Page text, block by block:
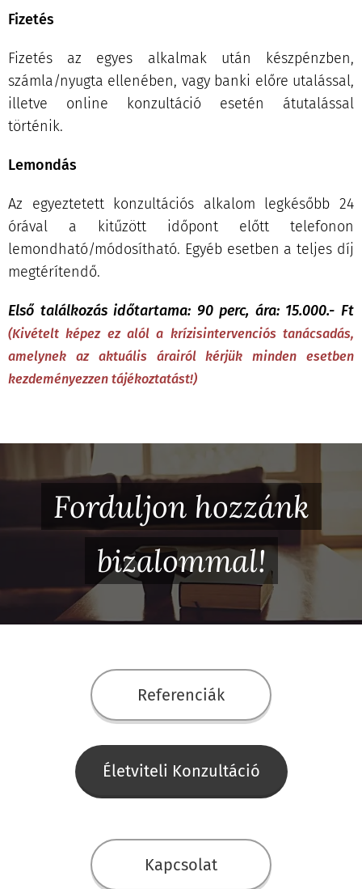
Fizetés
Fizetés az egyes alkalmak után készpénzben,
számla/nyugta ellenében, vagy banki előre utalással,
illetve online konzultáció esetén átutalással
történik.
Lemondás
Az egyeztetett konzultációs alkalom legkésőbb 24
órával a kitűzött időpont előtt telefonon
lemondható/módosítható. Egyéb esetben a teljes díj
megtérítendő.
Első találkozás időtartama: 90 perc, ára: 15.000.- Ft
(Kivételt képez ez alól a krízisintervenciós tanácsadás,
amelynek az aktuális árairól kérjük minden esetben
kezdeményezzen tájékoztatást!)
Forduljon hozzánk
bizalommal!
Referenciák
Életviteli Konzultáció
Kapcsolat